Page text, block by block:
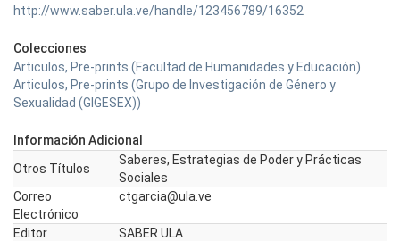
http://www.saber.ula.ve/handle/123456789/16352
Colecciones
Articulos, Pre-prints (Facultad de Humanidades y Educación)
Articulos, Pre-prints (Grupo de Investigación de Género y
Sexualidad (GIGESEX))
Información Adicional
Otros Títulos
Saberes, Estrategias de Poder y Prácticas
Sociales
Correo
Electrónico
ctgarcia@ula.ve
Editor SABER ULA